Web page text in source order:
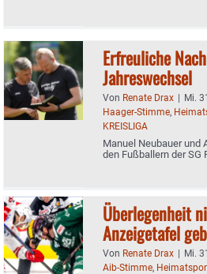
Erfreuliche
Jahreswechsel
Von Renate Drax | Mi.
Haager-Stimme,
KREISLIGA
Manuel Neubauer und
den Fußballern der SG
Überlegenheit
Anzeigetafel
Von Renate Drax | Mi.
Aib-Stimme,